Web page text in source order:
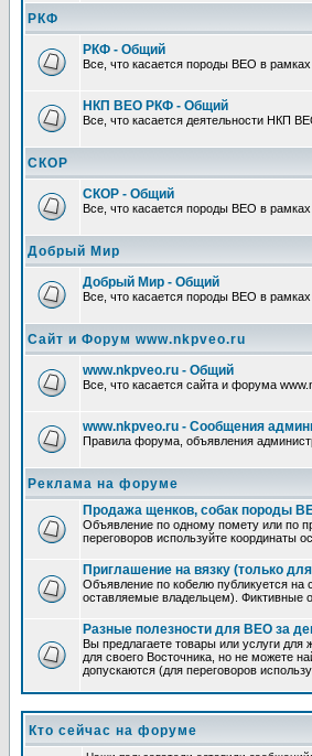
РКФ
РКФ - Общий
Все, что касается породы ВЕО в
НКП ВЕО РКФ - Общий
Все, что касается деятельности НКП
СКОР
СКОР - Общий
Все, что касается породы ВЕО в
Добрый Мир
Добрый Мир - Общий
Все, что касается породы ВЕО в
Сайт и Форум www.nkpveo.ru
www.nkpveo.ru - Общий
Все, что касается сайта и форума
www.nkpveo.ru - Сообщения
Правила форума, объявления
Реклама на форуме
Продажа щенков, собак породы
Объявление по одному помету или по
переговоров используйте
Приглашение на вязку (только
Объявление по кобелю публикуется на
оставляемые владельцем). Фиктивные
Разные полезности для ВЕО за
Вы предлагаете товары или услуги
для своего Восточника, но не можете
допускаются (для переговоров
Кто сейчас на форуме